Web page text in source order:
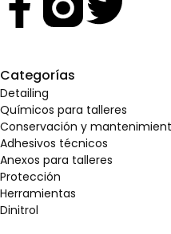
Categorías
Detailing
Químicos para talleres
Conservación y
Adhesivos técnicos
Anexos para talleres
Protección
Herramientas
Dinitrol